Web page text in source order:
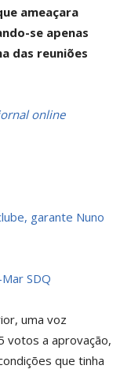
ameaçara
se apenas
das reuniões
online
garante Nuno
SDQ
uma voz
votos a aprovação,
que tinha